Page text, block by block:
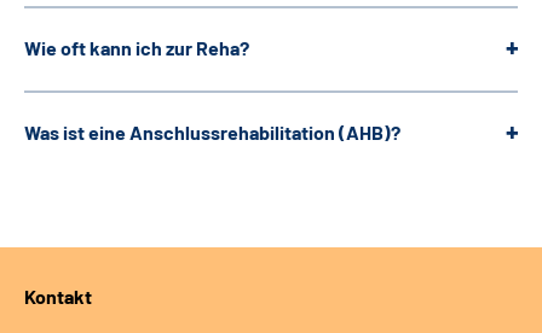
Wie oft kann ich zur Reha?
Was ist eine Anschlussrehabilitation (AHB)?
Kontakt